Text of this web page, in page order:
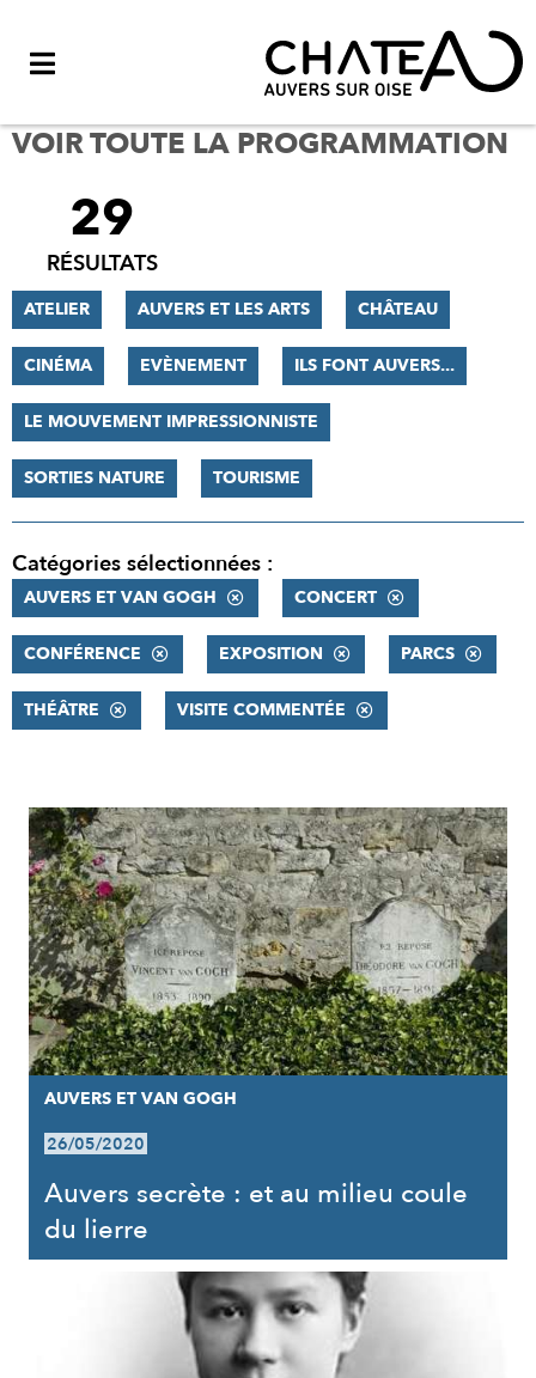
VOIR TOUTE LA PROGRAMMATION
FILTRER
RÉSULTATS
29
RÉSULTATS
ATELIER AUVERS ET LES ARTS CHÂTEAU
CINÉMA EVÈNEMENT ILS FONT AUVERS...
LE MOUVEMENT IMPRESSIONNISTE
SORTIES NATURE TOURISME
Catégories sélectionnées :
AUVERS ET VAN GOGH CONCERT
CONFÉRENCE EXPOSITION PARCS
THÉÂTRE VISITE COMMENTÉE
RÉSULTATS
AUVERS ET VAN GOGH
26/05/2020
Auvers secrète : et au milieu coule
du lierre